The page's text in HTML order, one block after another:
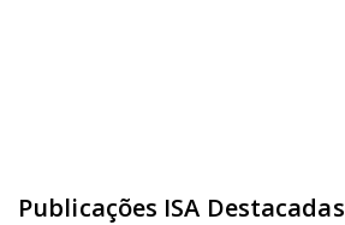
Publicações ISA Destacadas